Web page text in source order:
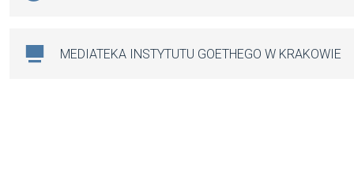
MEDIATEKA INSTYTUTU GOETHEGO W KRAKOWIE